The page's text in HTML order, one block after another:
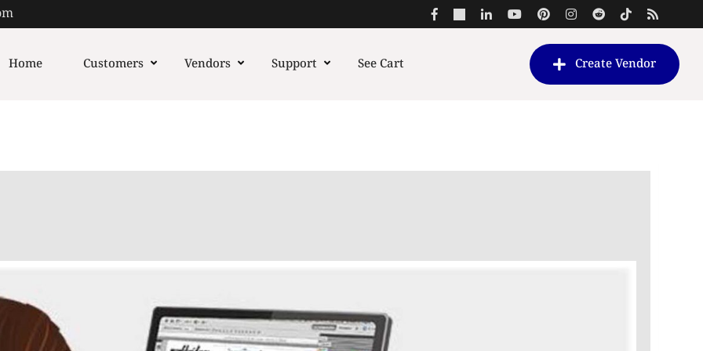
Home Customers Vendors Support See Cart Create Vendor